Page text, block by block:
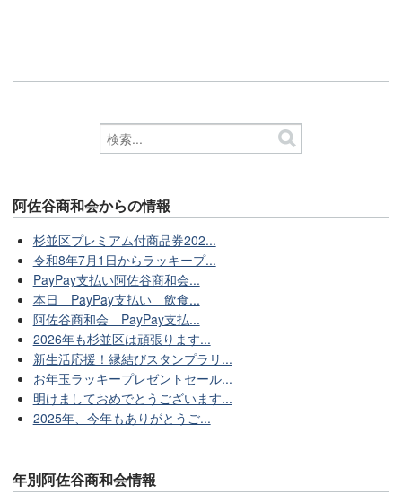
阿佐谷商和会からの情報
杉並区プレミアム付商品券202...
令和8年7月1日からラッキープ...
PayPay支払い阿佐谷商和会...
本日 PayPay支払い 飲食...
阿佐谷商和会 PayPay支払...
2026年も杉並区は頑張ります...
新生活応援！縁結びスタンプラリ...
お年玉ラッキープレゼントセール...
明けましておめでとうございます...
2025年、今年もありがとうご...
年別阿佐谷商和会情報